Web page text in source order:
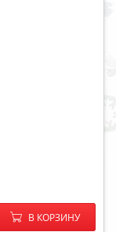
− +
В КОРЗИНУ